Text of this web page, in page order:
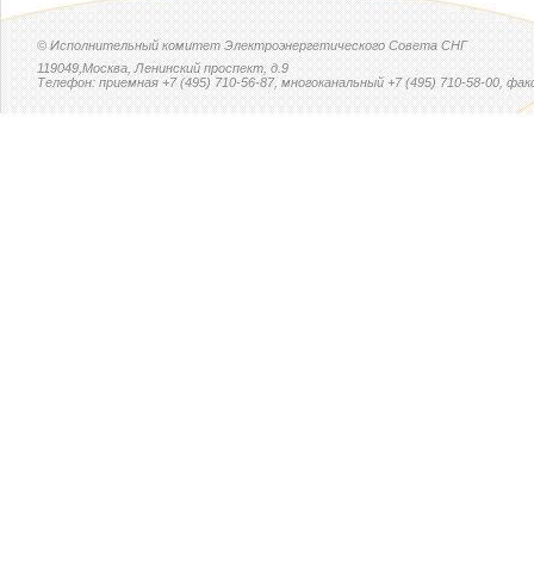
© Исполнительный комитет Электроэнергетического Совета СНГ
119049,Москва, Ленинский проспект, д.9
Телефон: приемная +7 (495) 710-56-87, многоканальный +7 (495) 710-58-00,